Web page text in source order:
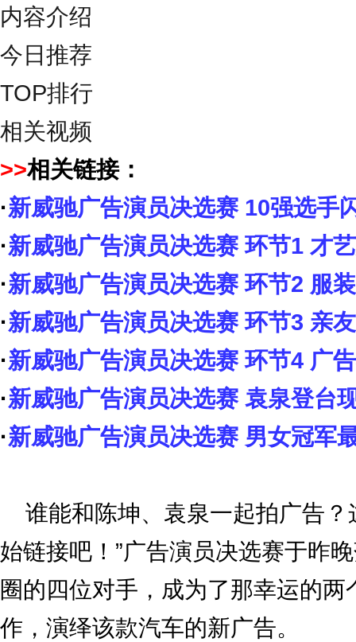
内容介绍
今日推荐
TOP排行
相关视频
>>相关链接：
·新威驰广告演员决选赛 10强选手
·新威驰广告演员决选赛 环节1 才
·新威驰广告演员决选赛 环节2 服
·新威驰广告演员决选赛 环节3 亲
·新威驰广告演员决选赛 环节4 广
·新威驰广告演员决选赛 袁泉登台
·新威驰广告演员决选赛 男女冠军
谁能和陈坤、袁泉一起拍广告？
始链接吧！”广告演员决选赛于昨
圈的四位对手，成为了那幸运的
作，演绎该款汽车的新广告。